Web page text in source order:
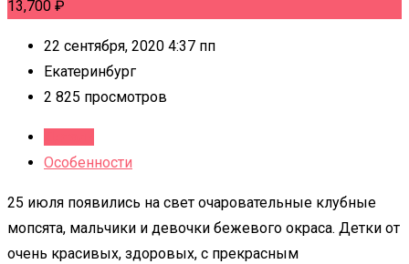
13,700 ₽
22 сентября, 2020 4:37 пп
Екатеринбург
2 825 просмотров
Особенности
25 июля появились на свет очаровательные клубные
мопсята, мальчики и девочки бежевого окраса. Детки от
очень красивых, здоровых, с прекрасным